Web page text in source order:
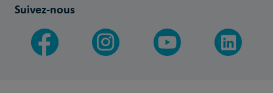
Suivez-nous